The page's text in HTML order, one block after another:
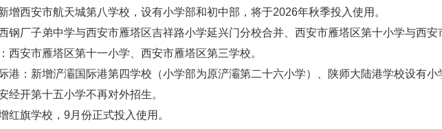
西安市航天城第八学校，设有小学部和初中部，将于2026年秋季投入使用。
厂子弟中学与西安市雁塔区吉祥路小学延兴门分校合并、西安市雁塔区第十小学与西安
西安市雁塔区第十一小学、西安市雁塔区第三学校。
：新增浐灞国际港第四学校（小学部为原浐灞第二十六小学）、陕师大陆港学校设有小
开第十五小学不再对外招生。
旗学校，9月份正式投入使用。